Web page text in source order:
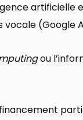
artificielle
(Google
ou